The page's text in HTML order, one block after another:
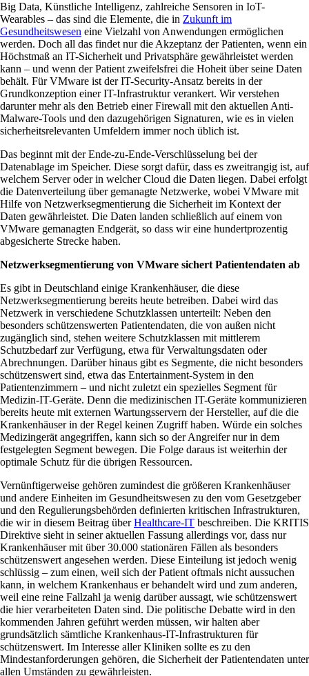
Big Data, Künstliche Intelligenz, zahlreiche Sensoren in IoT-
Wearables – das sind die Elemente, die in Zukunft im
Gesundheitswesen eine Vielzahl von Anwendungen ermöglichen
werden. Doch all das findet nur die Akzeptanz der Patienten, wenn ein
Höchstmaß an IT-Sicherheit und Privatsphäre gewährleistet werden
kann – und wenn der Patient zweifelsfrei die Hoheit über seine Daten
behält. Für VMware ist der IT-Security-Ansatz bereits in der
Grundkonzeption einer IT-Infrastruktur verankert. Wir verstehen
darunter mehr als den Betrieb einer Firewall mit den aktuellen Anti-
Malware-Tools und den dazugehörigen Signaturen, wie es in vielen
sicherheitsrelevanten Umfeldern immer noch üblich ist.
Das beginnt mit der Ende-zu-Ende-Verschlüsselung bei der
Datenablage im Speicher. Diese sorgt dafür, dass es zweitrangig ist, auf
welchem Server oder in welcher Cloud die Daten liegen. Dabei erfolgt
die Datenverteilung über gemanagte Netzwerke, wobei VMware mit
Hilfe von Netzwerksegmentierung die Sicherheit im Kontext der
Daten gewährleistet. Die Daten landen schließlich auf einem von
VMware gemanagten Endgerät, so dass wir eine hundertprozentig
abgesicherte Strecke haben.
Netzwerksegmentierung von VMware sichert Patientendaten ab
Es gibt in Deutschland einige Krankenhäuser, die diese
Netzwerksegmentierung bereits heute betreiben. Dabei wird das
Netzwerk in verschiedene Schutzklassen unterteilt: Neben den
besonders schützenswerten Patientendaten, die von außen nicht
zugänglich sind, stehen weitere Schutzklassen mit mittlerem
Schutzbedarf zur Verfügung, etwa für Verwaltungsdaten oder
Abrechnungen. Darüber hinaus gibt es Segmente, die nicht besonders
schützenswert sind, etwa das Entertainment-System in den
Patientenzimmern – und nicht zuletzt ein spezielles Segment für
Medizin-IT-Geräte. Denn die medizinischen IT-Geräte kommunizieren
bereits heute mit externen Wartungsservern der Hersteller, auf die die
Krankenhäuser in der Regel keinen Zugriff haben. Würde ein solches
Medizingerät angegriffen, kann sich so der Angreifer nur in dem
festgelegten Segment bewegen. Die Folge daraus ist weiterhin der
optimale Schutz für die übrigen Ressourcen.
Vernünftigerweise gehören zumindest die größeren Krankenhäuser
und andere Einheiten im Gesundheitswesen zu den vom Gesetzgeber
und den Regulierungsbehörden definierten kritischen Infrastrukturen,
die wir in diesem Beitrag überHealthcare-IT beschreiben. Die KRITIS
Direktive sieht in seiner aktuellen Fassung allerdings vor, dass nur
Krankenhäuser mit über 30.000 stationären Fällen als besonders
schützenswert angesehen werden. Diese Einteilung ist jedoch wenig
schlüssig – zum einen, weil sich der Patient oftmals nicht aussuchen
kann, in welchem Krankenhaus er behandelt wird und zum anderen,
weil eine reine Fallzahl ja wenig darüber aussagt, wie schützenswert
die hier verarbeiteten Daten sind. Die politische Debatte wird in den
kommenden Jahren geführt werden müssen, wir halten aber
grundsätzlich sämtliche Krankenhaus-IT-Infrastrukturen für
schützenswert. Im Interesse aller Kliniken sollte es zu den
Mindestanforderungen gehören, die Sicherheit der Patientendaten unter
allen Umständen zu gewährleisten.